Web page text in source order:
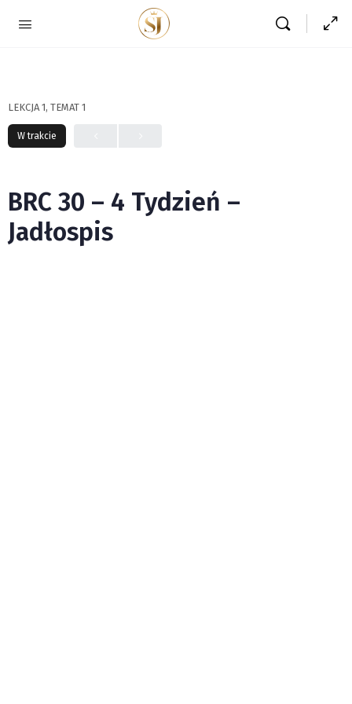
LEKCJA 1, TEMAT 1
W trakcie
BRC 30 – 4 Tydzień –
Jadłospis